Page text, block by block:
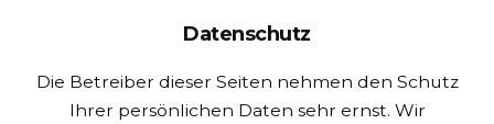
Datenschutz
Die Betreiber dieser Seiten nehmen den Schutz
Ihrer persönlichen Daten sehr ernst. Wir